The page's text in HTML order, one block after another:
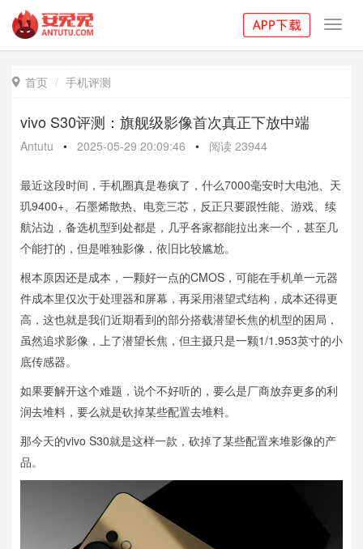
 首页 手机评测
vivo S30评测：旗舰级影像首次真正下放中端
Antutu • 2025-05-29 20:09:46 • 阅读 23944
最近这段时间，手机圈真是卷疯了，什么7000毫安时大电池、天
玑9400+、石墨烯散热、电竞三芯，反正只要跟性能、游戏、续
航沾边，备选机型到处都是，几乎各家都能拉出来一个，甚至几
个能打的，但是唯独影像，依旧比较尴尬。
根本原因还是成本，一颗好一点的CMOS，可能在手机单一元器
件成本里仅次于处理器和屏幕，再采用潜望式结构，成本还得更
高，这也就是我们近期看到的部分搭载潜望长焦的机型的困局，
虽然追求影像，上了潜望长焦，但主摄只是一颗1/1.953英寸的小
底传感器。
如果要解开这个难题，说个不好听的，要么是厂商放弃更多的利
润去堆料，要么就是砍掉某些配置去堆料。
那今天的vivo S30就是这样一款，砍掉了某些配置来堆影像的产
品。